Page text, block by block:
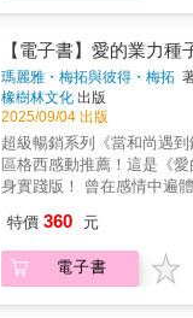
心，學習不為他人而活，
了愛失能的伴侶，被感情
書以心理學理論為基礎，透
種自戀型伴侶的行為模式與
發現傷痕背後的真相，希望
愛的能力，重拾自己。當
了折磨，而你為了他一再質
夠好，而是他不懂得愛人。
越痛。親愛的，或許你遇
侶」。你們曾經無話不談，
己。他情緒反覆無常，上一
秒突然暴怒。他對你處處不
妙指責、批評。你漸漸失
敏感、太依賴，才讓曾經體
人。其實他從沒變過，只
上的不是真實的他，而是他
書作者是長期關注兩性關係
們都遇上自戀型伴侶，遭受
力、謊言與背叛，逐漸學會
裝下的自戀跡象，練習照
【電子書】愛的業力種
瑪麗雅・梅拓與彼得・梅拓
橡樹林文化 出版
2025/09/04 出版
超級暢銷系列《當和尚遇到
區格西感動推薦！這是《
身實踐版！ 曾在感情中遍
重與喜悅並存的愛情。他
我們所經驗的世界由自己創
兩位作者以宛如交換日記
特價 360 元
電子書